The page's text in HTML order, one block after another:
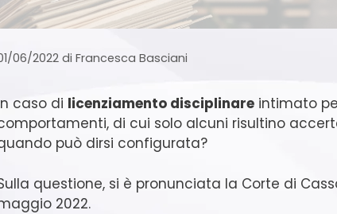
06/2022di Francesca Basciani
caso di licenziamento disciplinare intimato
di cui solo alcuni risultino
può dirsi configurata?
questione, si è pronunciata la Corte di
2022.